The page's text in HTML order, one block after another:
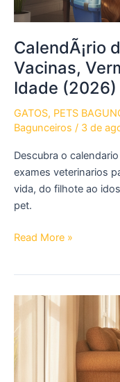
CalendÃ¡rio
Vacinas,
Idade (2026)
GATOS, PETS
Bagunceiros / 3 de
Descubra o
exames veterinarios
vida, do filhote ao
pet.
CalendÃ¡rio
Pet:
Vacinas,
VermÃ­
fugos
e
Read More »